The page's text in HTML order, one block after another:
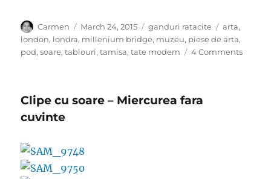
Author
Carmen
Posted
on
March 24, 2015 Categories
ganduri ratacite Tags
arta,
london, londra, millenium bridge, muzeu, piese de arta,
pod,soare,tablouri,tamisa,tate modern 4 Commentson
Clipe cu soare – Miercurea fara
cuvinte